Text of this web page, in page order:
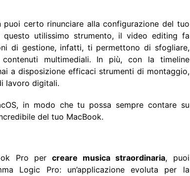
puoi certo rinunciare alla configurazione del tuo
utilissimo strumento, il video editing fa
di gestione, infatti, ti permettono di sfogliare,
multimediali. In più, con la timeline
a disposizione efficaci strumenti di montaggio,
lavoro digitali.
in modo che tu possa sempre contare su
del tuo MacBook.
Pro per creare musica straordinaria, puoi
Logic Pro: un’applicazione evoluta per la